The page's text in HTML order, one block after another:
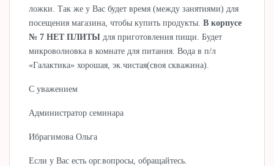
ложки. Так же у Вас будет время (между занятиями) для
посещения магазина, чтобы купить продукты.В корпусе
№ 7 НЕТ ПЛИТЫ для приготовления пищи. Будет
микроволновка в комнате для питания. Вода в п/л
«Галактика» хорошая, эк.чистая(своя скважина).
С уважением
Администратор семинара
Ибрагимова Ольга
Если у Вас есть орг.вопросы, обращайтесь.